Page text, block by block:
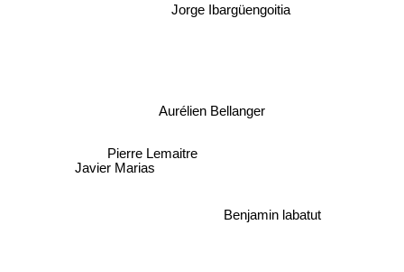
Jorge Ibargüengoitia
Aurélien Bellanger
Javier Marias
Benjamin labatut
Pierre Lemaitre